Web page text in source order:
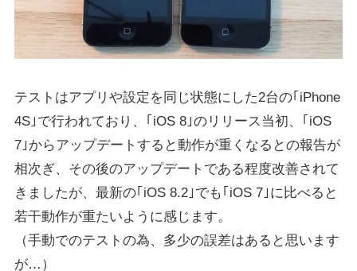
テストはアプリや設定を同じ状態にした2台の｢iPhone
4S｣で行われており、｢iOS 8｣のリリース当初、｢iOS
7｣からアップデートすると動作が重くなるとの報告が
相次ぎ、その後のアップデートである程度改善されて
きましたが、最新の｢iOS 8.2｣でも｢iOS 7｣に比べると
若干動作が重たいように感じます。
（手動でのテストの為、多少の誤差はあると思います
が…）